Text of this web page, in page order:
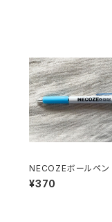
NECOZEボールペン
¥370